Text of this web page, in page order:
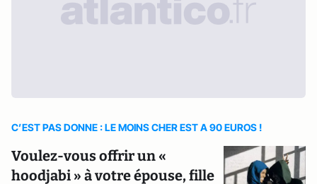
C’EST PAS DONNE : LE MOINS CHER EST A 90 EUROS !
Voulez-vous offrir un «
hoodjabi » à votre épouse, fille